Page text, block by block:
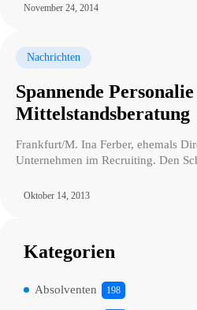
November 24, 2014
Nachrichten
Spannende
Mittelstandsberatung
Frankfurt/M. Ina Ferber, ehemals
Unternehmen im Recruiting. Den
Oktober 14, 2013
Kategorien
Absolventen 198